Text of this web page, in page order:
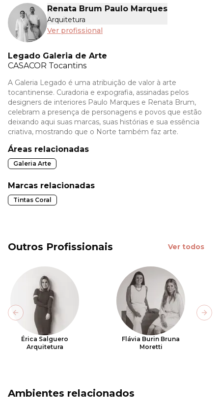
Renata Brum Paulo Marques
Arquitetura
Ver profissional
Legado Galeria de Arte
CASACOR Tocantins
A Galeria Legado é uma atribuição de valor à arte
tocantinense. Curadoria e expografia, assinadas pelos
designers de interiores Paulo Marques e Renata Brum,
celebram a presença de personagens e povos que estão
deixando aqui suas marcas, suas histórias e sua essência
criativa, mostrando que o Norte também faz arte.
Áreas relacionadas
Galeria Arte
Marcas relacionadas
Tintas Coral
Outros Profissionais Ver todos
Érica Salguero
Arquitetura
Flávia Burin Bruna
Moretti
Previous slide
Ambientes relacionados